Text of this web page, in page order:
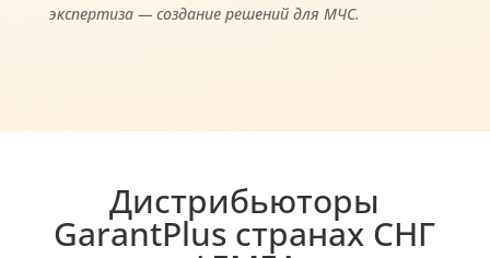
экспертиза — создание решений для МЧС.
Дистрибьюторы
GarantPlus странах СНГ